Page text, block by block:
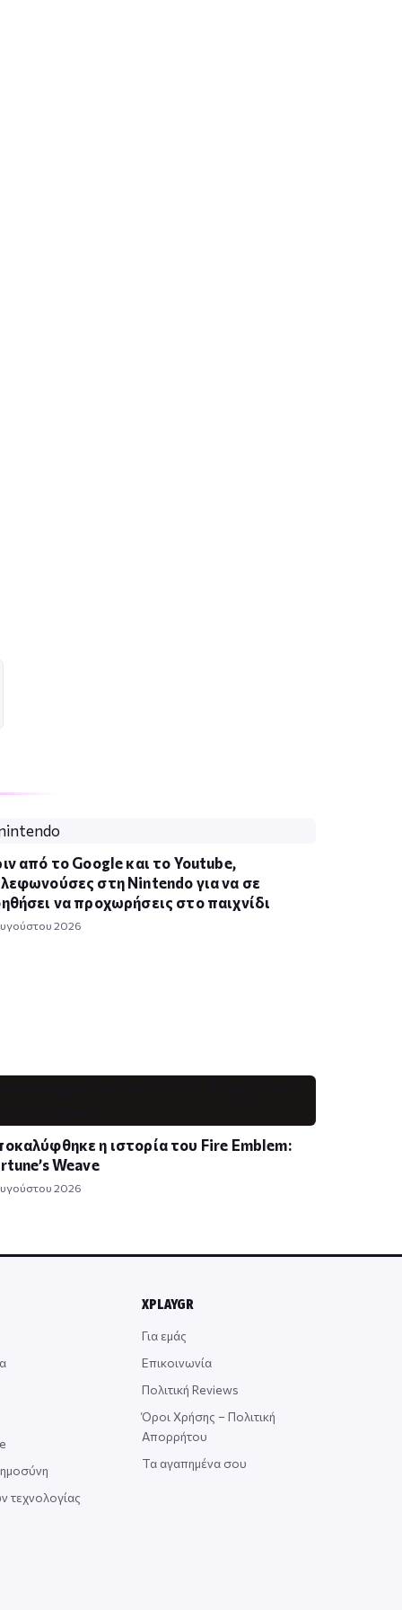
από το Google και το Youtube,
στη Nintendo για να σε
να προχωρήσεις στο παιχνίδι
2026
η ιστορία του Fire Emblem:
Weave
2026
τεχνολογίας
XPLAYGR
Για εμάς
Επικοινωνία
Πολιτική Reviews
Όροι Χρήσης – Πολιτική
Απορρήτου
Τα αγαπημένα σου